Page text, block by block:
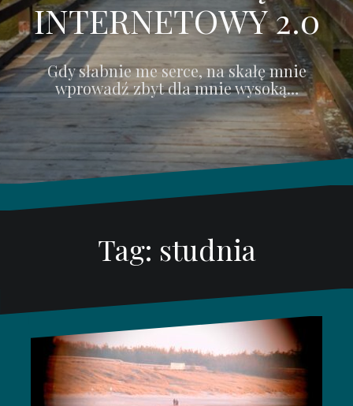
INTERNETOWY 2.0
Gdy słabnie me serce, na skałę mnie
wprowadź zbyt dla mnie wysoką…
Tag: studnia